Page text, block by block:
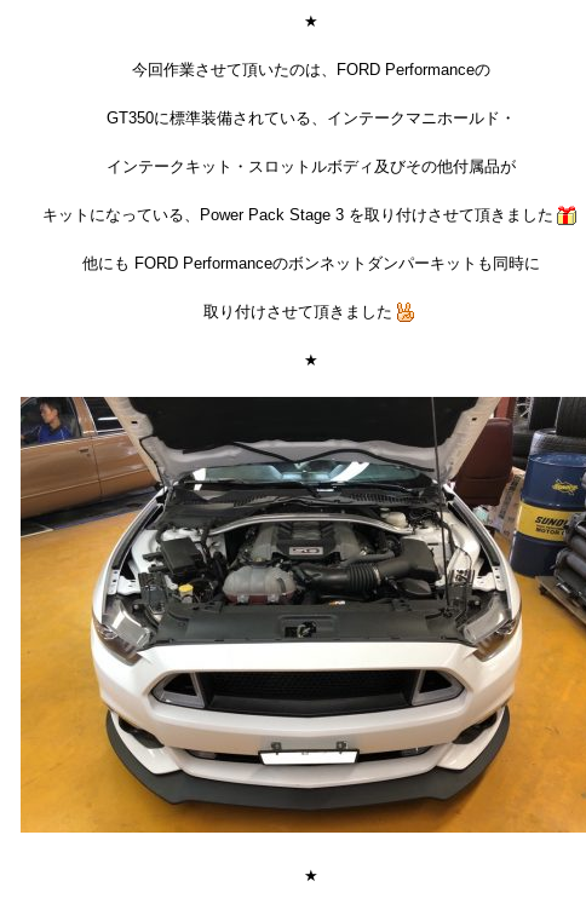
★
今回作業させて頂いたのは、FORD Performanceの
GT350に標準装備されている、インテークマニホールド・
インテークキット・スロットルボディ及びその他付属品が
キットになっている、Power Pack Stage 3 を取り付けさせて頂きました
他にも FORD Performanceのボンネットダンパーキットも同時に
取り付けさせて頂きました
★
★